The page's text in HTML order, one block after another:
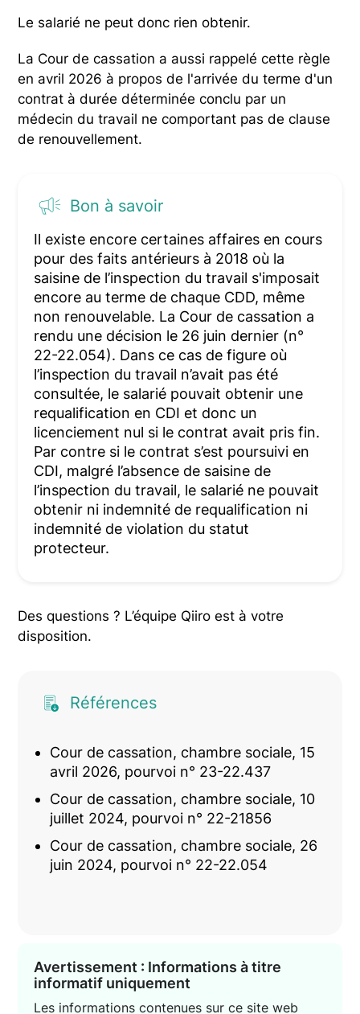
Le salarié ne peut donc rien obtenir.
La Cour de cassation a aussi rappelé cette règle
en avril 2026 à propos de l'arrivée du terme d'un
contrat à durée déterminée conclu par un
médecin du travail ne comportant pas de clause
de renouvellement.
Bon à savoir
Il existe encore certaines affaires en cours
pour des faits antérieurs à 2018 où la
saisine de l’inspection du travail s'imposait
encore au terme de chaque CDD, même
non renouvelable. La Cour de cassation a
rendu une décision le 26 juin dernier (n°
22-22.054). Dans ce cas de figure où
l’inspection du travail n’avait pas été
consultée, le salarié pouvait obtenir une
requalification en CDI et donc un
licenciement nul si le contrat avait pris fin.
Par contre si le contrat s’est poursuivi en
CDI, malgré l’absence de saisine de
l’inspection du travail, le salarié ne pouvait
obtenir ni indemnité de requalification ni
indemnité de violation du statut
protecteur.
Des questions ? L’équipe Qiiro est à votre
disposition.
Références
Cour de cassation, chambre sociale, 15
avril 2026, pourvoi n° 23-22.437
Cour de cassation, chambre sociale, 10
juillet 2024, pourvoi n° 22-21856
Cour de cassation, chambre sociale, 26
juin 2024, pourvoi n° 22-22.054
Avertissement : Informations à titre
informatif uniquement
Les informations contenues sur ce site web